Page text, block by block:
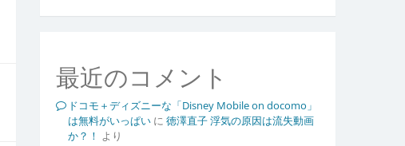
最近のコメント
ドコモ＋ディズニーな「Disney Mobile on docomo」
は無料がいっぱいに 徳澤直子 浮気の原因は流失動画
か？！ より